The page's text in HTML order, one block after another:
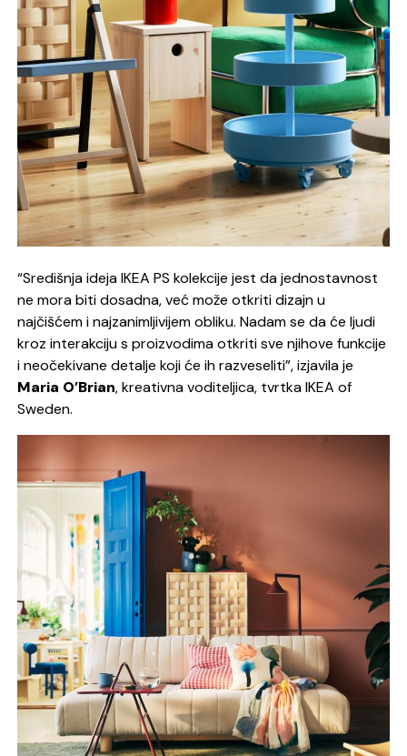
“Središnja ideja IKEA PS kolekcije jest da jednostavnost
ne mora biti dosadna, već može otkriti dizajn u
najčišćem i najzanimljivijem obliku. Nadam se da će ljudi
kroz interakciju s proizvodima otkriti sve njihove funkcije
i neočekivane detalje koji će ih razveseliti”, izjavila je
Maria O’Brian, kreativna voditeljica, tvrtka IKEA of
Sweden.